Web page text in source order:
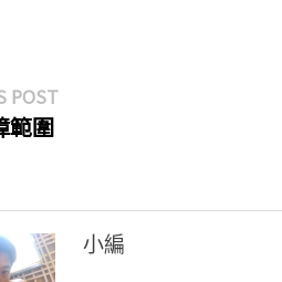
POSTPrevious
範圍
小編